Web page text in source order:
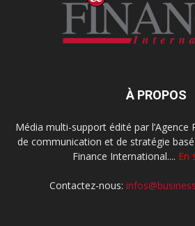
À PROPOS
Média multi-support édité par l’Agence
de communication et de stratégie
Finance International.... En
Contactez-nous: